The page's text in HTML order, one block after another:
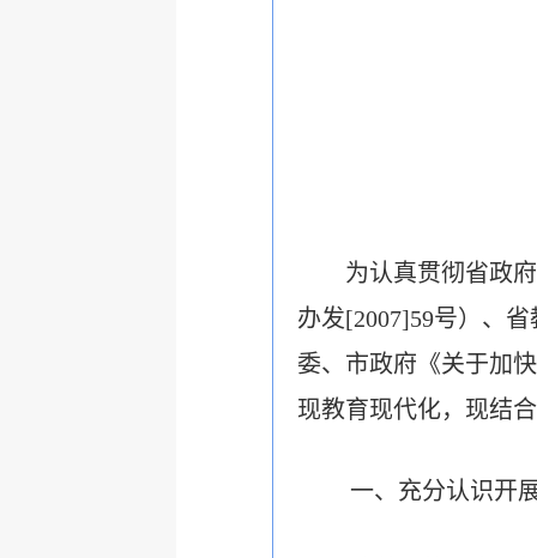
为认真贯彻省政府
办发[2007]59号）、
委、市政府《关于加
现教育现代化，现结
一、充分认识开